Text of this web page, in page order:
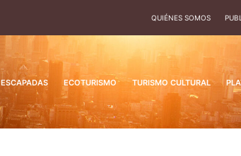
QUIÉNES SOMOS
ESCAPADAS ECOTURISMO TURISMO CULTURAL